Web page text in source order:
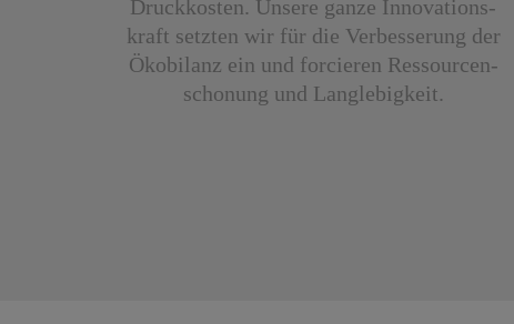
Druck­kosten. Unsere ganze Innovations­
kraft setzten wir für die Ver­besserung der
Öko­bilanz ein und forcieren Ressourcen­
schonung und Lang­lebigkeit.